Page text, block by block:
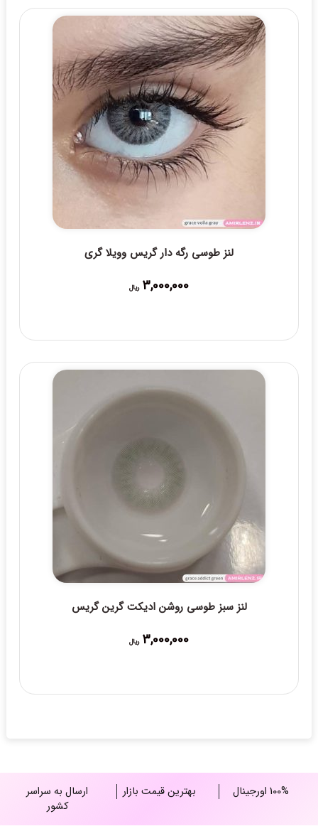
لنز طوسی رگه دار گریس وویلا گری
3,000,000 ریال
لنز سبز طوسی روشن ادیکت گرین گریس
3,000,000 ریال
100% اورجینال بهترین قیمت بازار
ارسال به سراسر
کشور